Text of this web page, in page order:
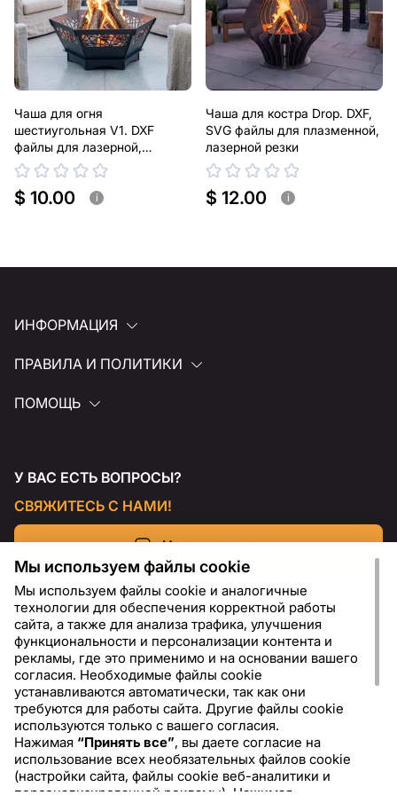
нужно, чтобы мы выполнили индивидуальный чертеж
изделия из металла для вас, пожалуйста, свяжитесь
с нами.
свяжитесь с нами в любое время, мы всегда готовы
помочь.
Чаша для огня
шестиугольная V1. DXF
файлы для лазерной,
плазменной резки
$ 10.00 i
Чаша для костра Drop. DXF,
SVG файлы для плазменной,
лазерной резки
$ 12.00 i
ИНФОРМАЦИЯ
ПРАВИЛА И ПОЛИТИКИ
ПОМОЩЬ
У ВАС ЕСТЬ ВОПРОСЫ?
СВЯЖИТЕСЬ С НАМИ!
Напишите нам
RU USD - US Dollar ($)
Мы используем файлы cookie
Мы используем файлы cookie и аналогичные
технологии для обеспечения корректной работы
сайта, а также для анализа трафика, улучшения
функциональности и персонализации контента и
рекламы, где это применимо и на основании вашего
согласия. Необходимые файлы cookie
устанавливаются автоматически, так как они
требуются для работы сайта. Другие файлы cookie
используются только с вашего согласия.
Нажимая “Принять все”, вы даете согласие на
использование всех необязательных файлов cookie
(настройки сайта, файлы cookie веб-аналитики и